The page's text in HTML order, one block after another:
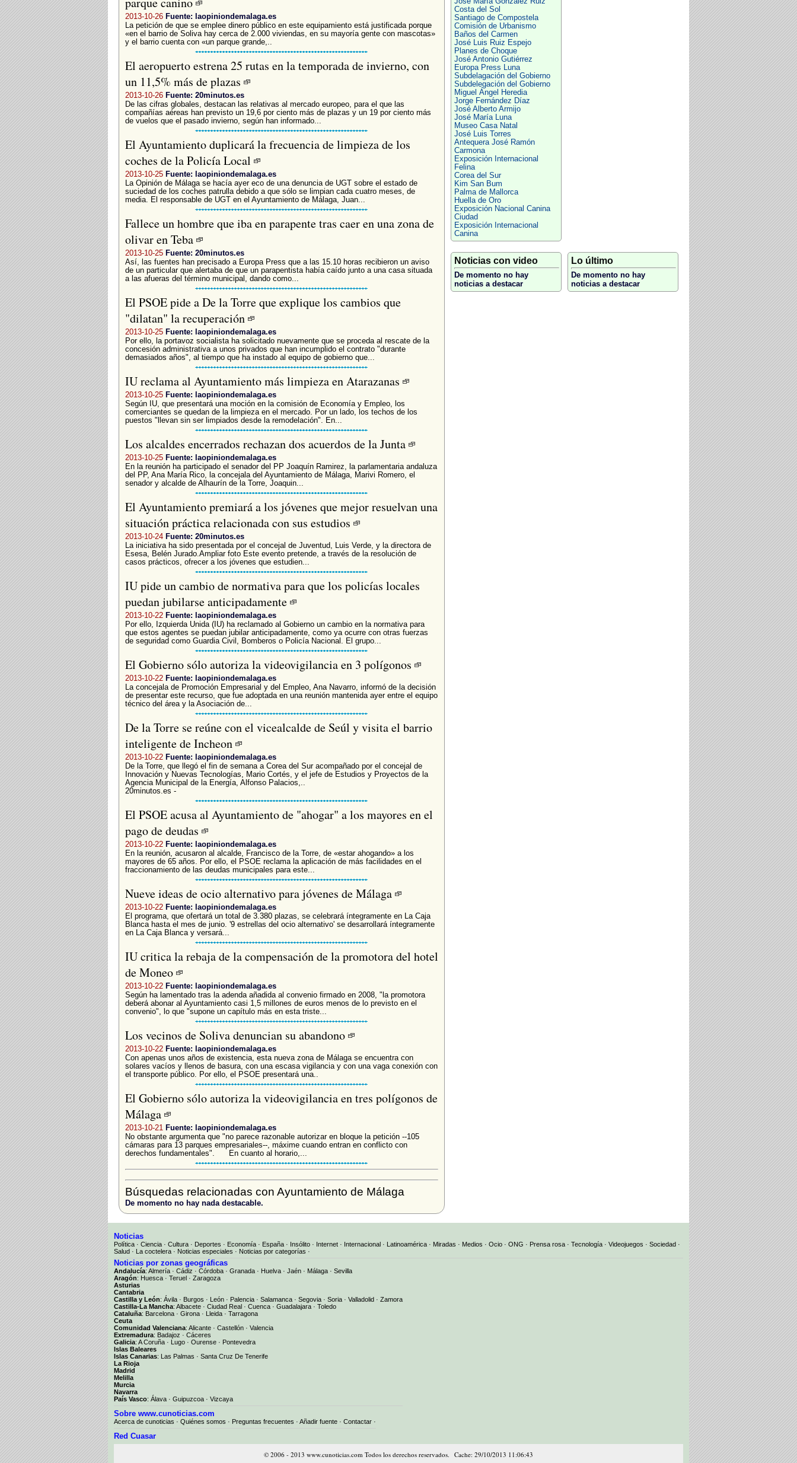
2013-10-26 Fuente: laopiniondemalaga.es
La petición de que se emplee dinero público en este equipamiento está justificada porque
«en el barrio de Soliva hay cerca de 2.000 viviendas, en su mayoría gente con mascotas»
y el barrio cuenta con «un parque grande,..
El aeropuerto estrena 25 rutas en la temporada de invierno, con
un 11,5% más de plazas
2013-10-26 Fuente: 20minutos.es
De las cifras globales, destacan las relativas al mercado europeo, para el que las
compañías aéreas han previsto un 19,6 por ciento más de plazas y un 19 por ciento más
de vuelos que el pasado invierno, según han informado...
El Ayuntamiento duplicará la frecuencia de limpieza de los
coches de la Policía Local
2013-10-25 Fuente: laopiniondemalaga.es
La Opinión de Málaga se hacía ayer eco de una denuncia de UGT sobre el estado de
suciedad de los coches patrulla debido a que sólo se limpian cada cuatro meses, de
media. El responsable de UGT en el Ayuntamiento de Málaga, Juan...
Fallece un hombre que iba en parapente tras caer en una zona de
olivar en Teba
2013-10-25 Fuente: 20minutos.es
Así, las fuentes han precisado a Europa Press que a las 15.10 horas recibieron un aviso
de un particular que alertaba de que un parapentista había caído junto a una casa situada
a las afueras del término municipal, dando como...
El PSOE pide a De la Torre que explique los cambios que
"dilatan" la recuperación
2013-10-25 Fuente: laopiniondemalaga.es
Por ello, la portavoz socialista ha solicitado nuevamente que se proceda al rescate de la
concesión administrativa a unos privados que han incumplido el contrato "durante
demasiados años", al tiempo que ha instado al equipo de gobierno que...
IU reclama al Ayuntamiento más limpieza en Atarazanas
2013-10-25 Fuente: laopiniondemalaga.es
Según IU, que presentará una moción en la comisión de Economía y Empleo, los
comerciantes se quedan de la limpieza en el mercado. Por un lado, los techos de los
puestos "llevan sin ser limpiados desde la remodelación". En...
Los alcaldes encerrados rechazan dos acuerdos de la Junta
2013-10-25 Fuente: laopiniondemalaga.es
En la reunión ha participado el senador del PP Joaquín Ramirez, la parlamentaria andaluza
del PP, Ana María Rico, la concejala del Ayuntamiento de Málaga, Marivi Romero, el
senador y alcalde de Alhaurín de la Torre, Joaquin...
El Ayuntamiento premiará a los jóvenes que mejor resuelvan una
situación práctica relacionada con sus estudios
2013-10-24 Fuente: 20minutos.es
La iniciativa ha sido presentada por el concejal de Juventud, Luis Verde, y la directora de
Esesa, Belén Jurado.Ampliar foto Este evento pretende, a través de la resolución de
casos prácticos, ofrecer a los jóvenes que estudien...
IU pide un cambio de normativa para que los policías locales
puedan jubilarse anticipadamente
2013-10-22 Fuente: laopiniondemalaga.es
Por ello, Izquierda Unida (IU) ha reclamado al Gobierno un cambio en la normativa para
que estos agentes se puedan jubilar anticipadamente, como ya ocurre con otras fuerzas
de seguridad como Guardia Civil, Bomberos o Policía Nacional. El grupo...
El Gobierno sólo autoriza la videovigilancia en 3 polígonos
2013-10-22 Fuente: laopiniondemalaga.es
La concejala de Promoción Empresarial y del Empleo, Ana Navarro, informó de la decisión
de presentar este recurso, que fue adoptada en una reunión mantenida ayer entre el equipo
técnico del área y la Asociación de...
De la Torre se reúne con el vicealcalde de Seúl y visita el barrio
inteligente de Incheon
2013-10-22 Fuente: laopiniondemalaga.es
De la Torre, que llegó el fin de semana a Corea del Sur acompañado por el concejal de
Innovación y Nuevas Tecnologías, Mario Cortés, y el jefe de Estudios y Proyectos de la
Agencia Municipal de la Energía, Alfonso Palacios,..
20minutos.es -
El PSOE acusa al Ayuntamiento de "ahogar" a los mayores en el
pago de deudas
2013-10-22 Fuente: laopiniondemalaga.es
En la reunión, acusaron al alcalde, Francisco de la Torre, de «estar ahogando» a los
mayores de 65 años. Por ello, el PSOE reclama la aplicación de más facilidades en el
fraccionamiento de las deudas municipales para este...
Nueve ideas de ocio alternativo para jóvenes de Málaga
2013-10-22 Fuente: laopiniondemalaga.es
El programa, que ofertará un total de 3.380 plazas, se celebrará íntegramente en La Caja
Blanca hasta el mes de junio. '9 estrellas del ocio alternativo' se desarrollará íntegramente
en La Caja Blanca y versará...
IU critica la rebaja de la compensación de la promotora del hotel
de Moneo
2013-10-22 Fuente: laopiniondemalaga.es
Según ha lamentado tras la adenda añadida al convenio firmado en 2008, "la promotora
deberá abonar al Ayuntamiento casi 1,5 millones de euros menos de lo previsto en el
convenio", lo que "supone un capítulo más en esta triste...
Los vecinos de Soliva denuncian su abandono
2013-10-22 Fuente: laopiniondemalaga.es
Con apenas unos años de existencia, esta nueva zona de Málaga se encuentra con
solares vacíos y llenos de basura, con una escasa vigilancia y con una vaga conexión con
el transporte público. Por ello, el PSOE presentará una..
El Gobierno sólo autoriza la videovigilancia en tres polígonos de
Málaga
2013-10-21 Fuente: laopiniondemalaga.es
No obstante argumenta que "no parece razonable autorizar en bloque la petición --105
cámaras para 13 parques empresariales--, máxime cuando entran en conflicto con
derechos fundamentales". En cuanto al horario,...
Búsquedas relacionadas con Ayuntamiento de Málaga
De momento no hay nada destacable.
Costa del Sol
Santiago de Compostela
Comisión de Urbanismo
Baños del Carmen
José Luis Ruiz Espejo
Planes de Choque
José Antonio Gutiérrez
Europa Press Luna
Subdelagación del Gobierno
Subdelegación del Gobierno
Miguel Ángel Heredia
Jorge Fernández Díaz
José Alberto Armijo
José María Luna
Museo Casa Natal
José Luis Torres
Antequera José Ramón
Carmona
Exposición Internacional
Felina
Corea del Sur
Kim San Bum
Palma de Mallorca
Huella de Oro
Exposición Nacional Canina
Ciudad
Exposición Internacional
Canina
Noticias con video
De momento no hay
noticias a destacar
Lo último
De momento no hay
noticias a destacar
Noticias
Política · Ciencia · Cultura · Deportes · Economía · España · Insólito · Internet · Internacional · Latinoamérica · Miradas · Medios · Ocio · ONG · Prensa rosa · Tecnología · Videojuegos · Sociedad ·
Salud · La coctelera · Noticias especiales · Noticias por categorías ·
Noticias por zonas geográficas
Andalucía: Almería · Cádiz · Córdoba · Granada · Huelva · Jaén · Málaga · Sevilla
Aragón: Huesca · Teruel · Zaragoza
Asturias
Cantabria
Castilla y León: Ávila · Burgos · León · Palencia · Salamanca · Segovia · Soria · Valladolid · Zamora
Castilla-La Mancha: Albacete · Ciudad Real · Cuenca · Guadalajara · Toledo
Cataluña: Barcelona · Girona · Lleida · Tarragona
Ceuta
Comunidad Valenciana: Alicante · Castellón · Valencia
Extremadura: Badajoz · Cáceres
Galicia: A Coruña · Lugo · Ourense · Pontevedra
Islas Baleares
Islas Canarias: Las Palmas · Santa Cruz De Tenerife
La Rioja
Madrid
Melilla
Murcia
Navarra
País Vasco: Álava · Guipuzcoa · Vizcaya
Sobre www.cunoticias.com
Acerca de cunoticias · Quiénes somos · Preguntas frecuentes · Añadir fuente · Contactar ·
Red Cuasar
© 2006 - 2013 www.cunoticias.com Todos los derechos reservados. Cache: 29/10/2013 11:06:43